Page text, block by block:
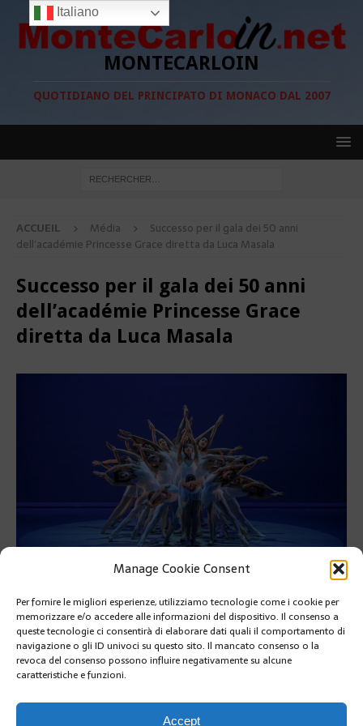
Manage Cookie Consent
Per fornire le migliori esperienze, utilizziamo tecnologie come i cookie per
memorizzare e/o accedere alle informazioni del dispositivo. Il consenso a
queste tecnologie ci consentirà di elaborare dati quali il comportamento di
navigazione o gli ID univoci su questo sito. Il mancato consenso o la
revoca del consenso possono influire negativamente su alcune
caratteristiche e funzioni.
Accept
MONTECARLOIN
QUOTIDIANO DEL PRINCIPATO DI MONACO DAL 2007
ACCUEIL Média
Successo per il gala dei 50 anni
dell’académie Princesse Grace diretta da Luca Masala
Successo per il gala dei 50 anni
dell’académie Princesse Grace
diretta da Luca Masala
Successo per il gala dei 50 anni dell’académie Princesse Grace
diretta da Luca Masala
Successo per il gala dei 50 anni dell’académie Princesse Grace
diretta da Luca Masala
Italiano